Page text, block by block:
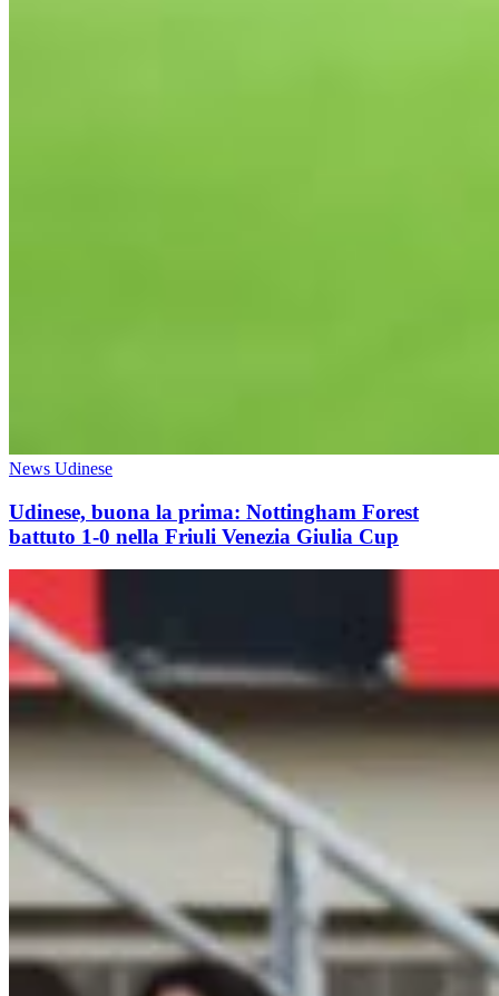
News Udinese
Udinese, buona la prima: Nottingham Forest
battuto 1-0 nella Friuli Venezia Giulia Cup